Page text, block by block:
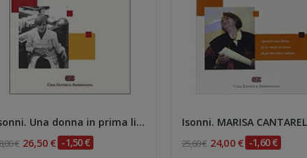
Isonni. Una donna in prima linea contro l'AIDS....
€ 26,50 € -1,50 € 25,60 € 24,00 € -1,60 €